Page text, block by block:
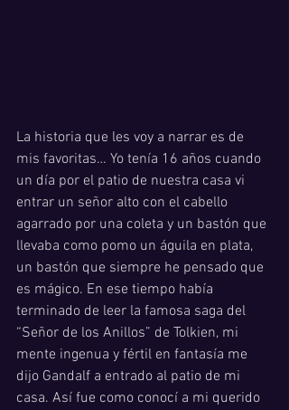
La historia que les voy a narrar es de
mis favoritas… Yo tenía 16 años cuando
un día por el patio de nuestra casa vi
entrar un señor alto con el cabello
agarrado por una coleta y un bastón que
llevaba como pomo un águila en plata,
un bastón que siempre he pensado que
es mágico. En ese tiempo había
terminado de leer la famosa saga del
“Señor de los Anillos” de Tolkien, mi
mente ingenua y fértil en fantasía me
dijo Gandalf a entrado al patio de mi
casa. Así fue como conocí a mi querido